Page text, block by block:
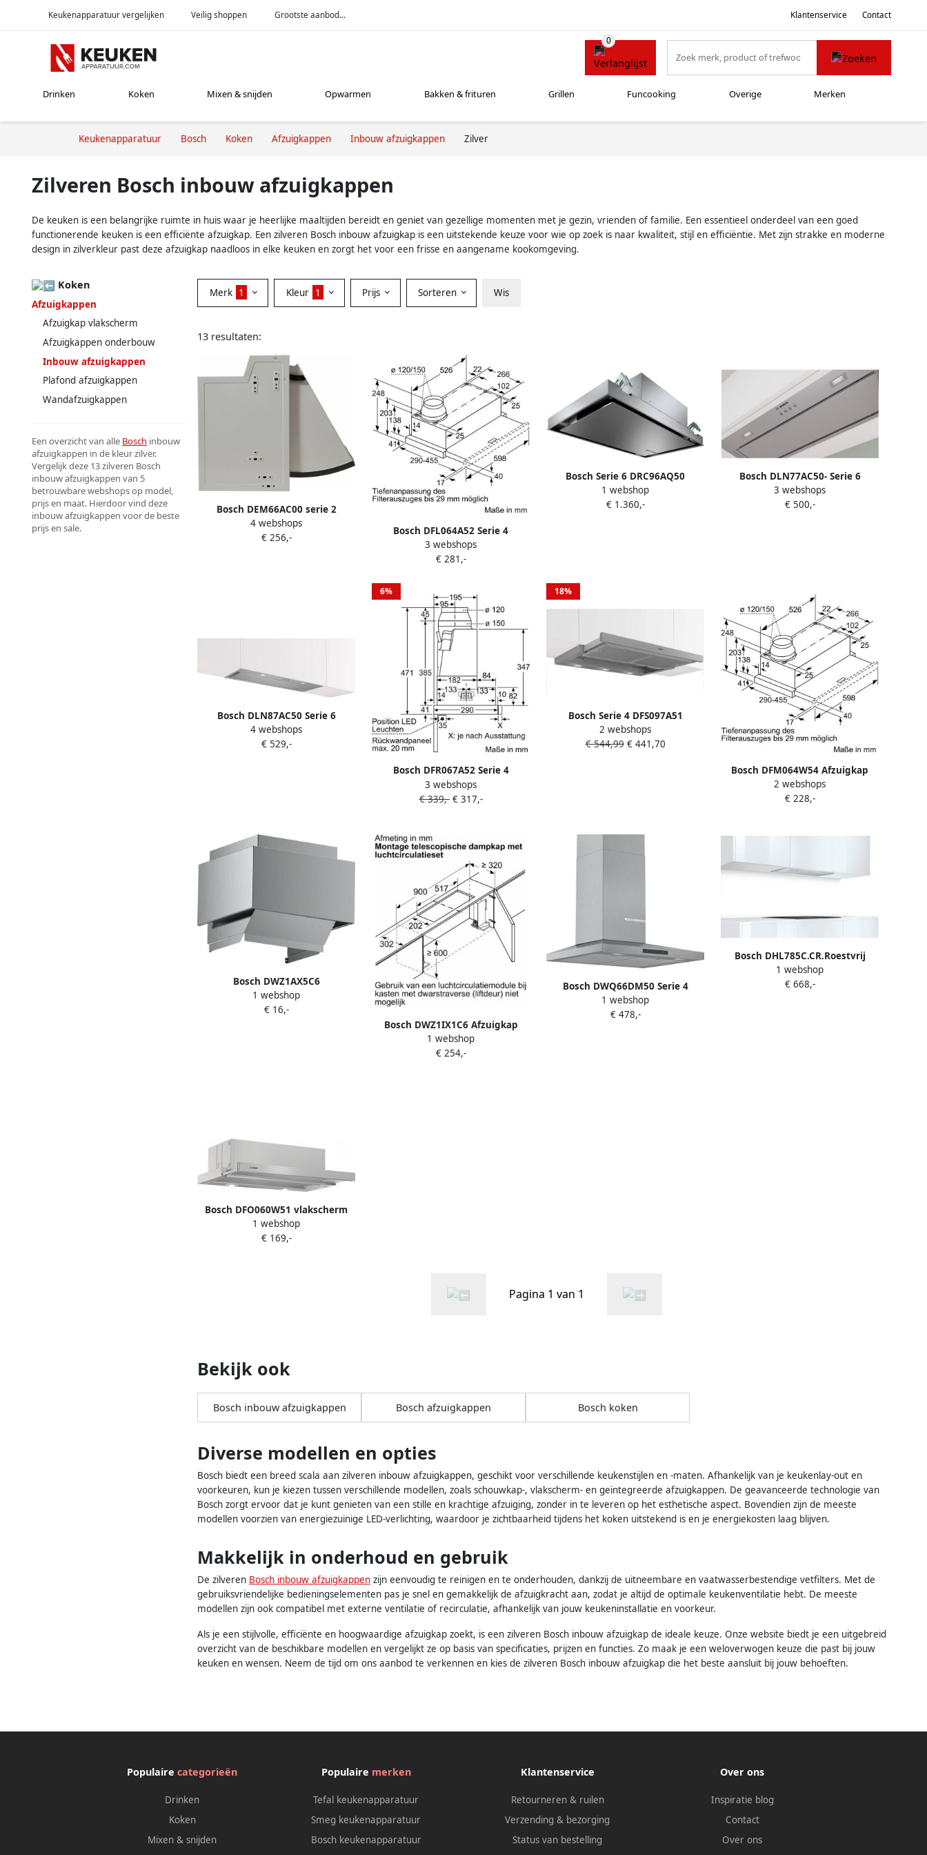
Keukenapparatuur vergelijken Veilig shoppen Grootste aanbod... Klantenservice Contact
Drinken Koken Mixen & snijden Opwarmen Bakken & frituren Grillen Funcooking Overige Merken
Keukenapparatuur Bosch Koken Afzuigkappen Inbouw afzuigkappen Zilver
Zilveren Bosch inbouw afzuigkappen
De keuken is een belangrijke ruimte in huis waar je heerlijke maaltijden bereidt en geniet van gezellige momenten met je gezin, vrienden of familie. Een essentieel onderdeel van een goed
functionerende keuken is een efficiënte afzuigkap. Een zilveren Bosch inbouw afzuigkap is een uitstekende keuze voor wie op zoek is naar kwaliteit, stijl en efficiëntie. Met zijn strakke en moderne
design in zilverkleur past deze afzuigkap naadloos in elke keuken en zorgt het voor een frisse en aangename kookomgeving.
Koken
Afzuigkappen
Afzuigkap vlakscherm
Afzuigkappen onderbouw
Inbouw afzuigkappen
Plafond afzuigkappen
Wandafzuigkappen
Een overzicht van alle Bosch inbouw
afzuigkappen in de kleur zilver.
Vergelijk deze 13 zilveren Bosch
inbouw afzuigkappen van 5
betrouwbare webshops op model,
prijs en maat. Hierdoor vind deze
inbouw afzuigkappen voor de beste
prijs en sale.
Merk 1 Kleur 1 Prijs Sorteren Wis
13 resultaten:
Bosch DEM66AC00 serie 2
geïntegreerde afzuigkap 625 m3
zuigvermogen Zilverkleurig
4 webshops
€ 256,-
Bosch DFL064A52 Serie 4
Vlakscherm afzuigkap
3 webshops
€ 281,-
Bosch Serie 6 DRC96AQ50
afzuigkap 734 m³ uur Eiland
Roestvrijstaal B
1 webshop
€ 1.360,-
Bosch DLN77AC50- Serie 6
Geïntegreerde afzuigkap 70 cm
RVS
3 webshops
€ 500,-
Bosch DLN87AC50 Serie 6
Geïntegreerde afzuigkap 86 cm
RVS
4 webshops
€ 529,-
6%
Bosch DFR067A52 Serie 4
Afzuigkap Vlakscherm 60 cm
Zilver metallic Stil en krachtig
3 webshops
€ 339,-€ 317,-
18%
Bosch Serie 4 DFS097A51
afzuigkap Semi-inbouw
(uittrekbaar) Metallic 397 m³ uur
2 webshops
€ 544,99€ 441,70
Bosch DFM064W54 Afzuigkap
vlakscherm Grijs
2 webshops
€ 228,-
Bosch DWZ1AX5C6
afzuigkapaccessoire Afzuigkap
recyclageset
1 webshop
€ 16,-
Bosch DWZ1IX1C6 Afzuigkap
geïntegreerd Zilver
1 webshop
€ 254,-
Bosch DWQ66DM50 Serie 4
Wandschouwkap Afzuigkap RVS
1 webshop
€ 478,-
Bosch DHL785C.CR.Roestvrij
staal.CR.Afzuigunit 70 cm
1 webshop
€ 668,-
Bosch DFO060W51 vlakscherm
afzuigkap motorloos tbv
mechanische ventilatie
1 webshop
€ 169,-
Pagina 1 van 1
Bekijk ook
Bosch inbouw afzuigkappen Bosch afzuigkappen Bosch koken
Diverse modellen en opties
Bosch biedt een breed scala aan zilveren inbouw afzuigkappen, geschikt voor verschillende keukenstijlen en -maten. Afhankelijk van je keukenlay-out en
voorkeuren, kun je kiezen tussen verschillende modellen, zoals schouwkap-, vlakscherm- en geïntegreerde afzuigkappen. De geavanceerde technologie van
Bosch zorgt ervoor dat je kunt genieten van een stille en krachtige afzuiging, zonder in te leveren op het esthetische aspect. Bovendien zijn de meeste
modellen voorzien van energiezuinige LED-verlichting, waardoor je zichtbaarheid tijdens het koken uitstekend is en je energiekosten laag blijven.
Makkelijk in onderhoud en gebruik
De zilveren Bosch inbouw afzuigkappen zijn eenvoudig te reinigen en te onderhouden, dankzij de uitneembare en vaatwasserbestendige vetfilters. Met de
gebruiksvriendelijke bedieningselementen pas je snel en gemakkelijk de afzuigkracht aan, zodat je altijd de optimale keukenventilatie hebt. De meeste
modellen zijn ook compatibel met externe ventilatie of recirculatie, afhankelijk van jouw keukeninstallatie en voorkeur.
Als je een stijlvolle, efficiënte en hoogwaardige afzuigkap zoekt, is een zilveren Bosch inbouw afzuigkap de ideale keuze. Onze website biedt je een uitgebreid
overzicht van de beschikbare modellen en vergelijkt ze op basis van specificaties, prijzen en functies. Zo maak je een weloverwogen keuze die past bij jouw
keuken en wensen. Neem de tijd om ons aanbod te verkennen en kies de zilveren Bosch inbouw afzuigkap die het beste aansluit bij jouw behoeften.
Populairecategorieën
Drinken
Koken
Mixen & snijden
Populaire merken
Tefal keukenapparatuur
Smeg keukenapparatuur
Bosch keukenapparatuur
Klantenservice
Retourneren & ruilen
Verzending & bezorging
Status van bestelling
Over ons
Inspiratie blog
Contact
Over ons